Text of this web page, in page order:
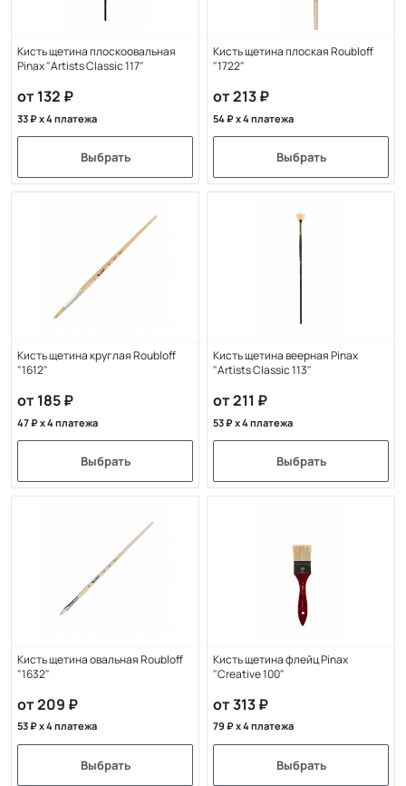
Кисть щетина плоскоовальная
Pinax "Artists Classic 117"
от 132
33 x 4 платежа
Выбрать
Кисть щетина плоская Roubloff
"1722"
от 213
54 x 4 платежа
Выбрать
Кисть щетина круглая Roubloff
"1612"
от 185
47 x 4 платежа
Выбрать
Кисть щетина веерная Pinax
"Artists Classic 113"
от 211
53 x 4 платежа
Выбрать
Кисть щетина овальная Roubloff
"1632"
от 209
53 x 4 платежа
Выбрать
Кисть щетина флейц Pinax
"Creative 100"
от 313
79 x 4 платежа
Выбрать